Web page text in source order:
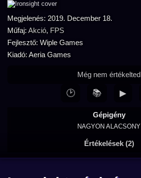
Megjelenés: 2019. December 18.
Műfaj: Akció, FPS
Fejlesztő: Wiple Games
Kiadó: Aeria Games
Gépigény
NAGYON ALACSONY
Értékelések (2)
Még nem értékelted
🕑 📚 ▶